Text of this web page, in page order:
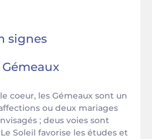
signes
Gémeaux
coeur, les Gémeaux sont un
ou deux mariages
; deus voies sont
Soleil favorise les études et